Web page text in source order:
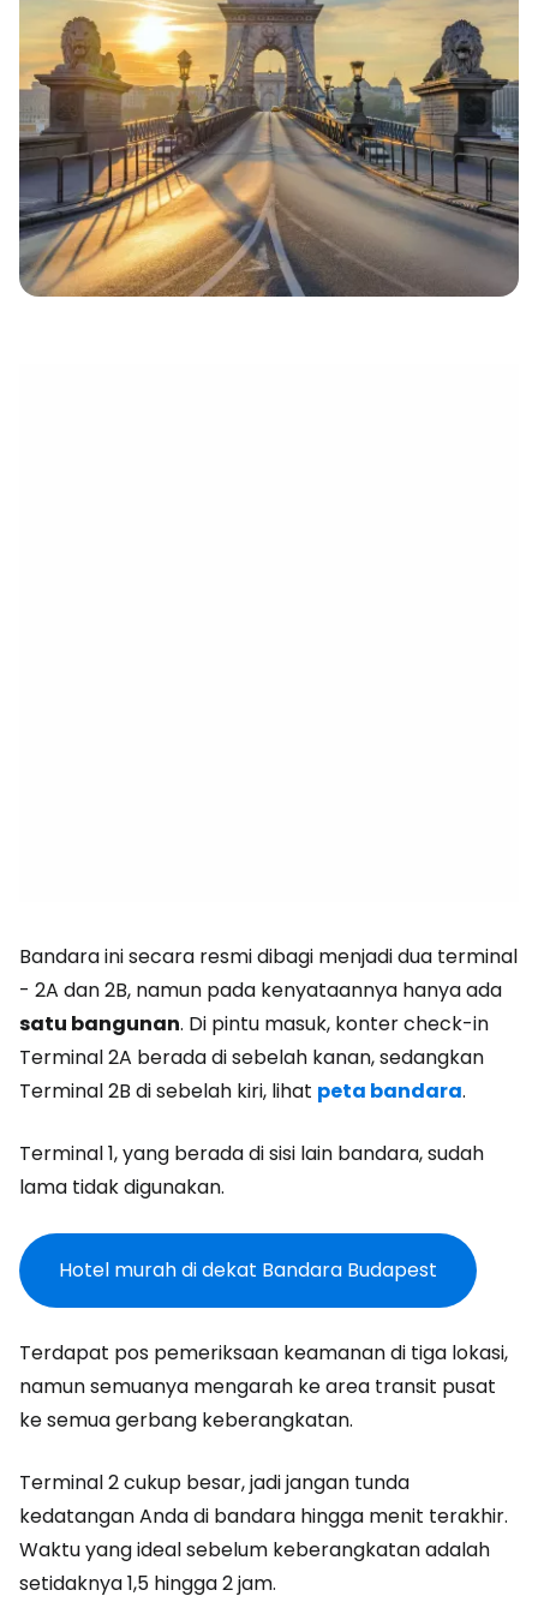
Bandara ini secara resmi dibagi menjadi dua terminal
- 2A dan 2B, namun pada kenyataannya hanya ada
satu bangunan. Di pintu masuk, konter check-in
Terminal 2A berada di sebelah kanan, sedangkan
Terminal 2B di sebelah kiri, lihat peta bandara.
Terminal 1, yang berada di sisi lain bandara, sudah
lama tidak digunakan.
Hotel murah di dekat Bandara Budapest
Terdapat pos pemeriksaan keamanan di tiga lokasi,
namun semuanya mengarah ke area transit pusat
ke semua gerbang keberangkatan.
Terminal 2 cukup besar, jadi jangan tunda
kedatangan Anda di bandara hingga menit terakhir.
Waktu yang ideal sebelum keberangkatan adalah
setidaknya 1,5 hingga 2 jam.